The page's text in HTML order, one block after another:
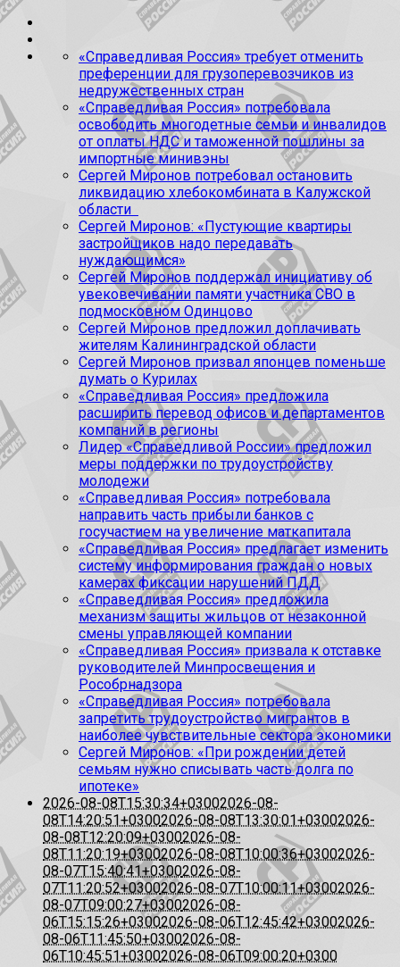
«Справедливая Россия» требует отменить
преференции для грузоперевозчиков из
недружественных стран
«Справедливая Россия» потребовала
освободить многодетные семьи и инвалидов
от оплаты НДС и таможенной пошлины за
импортные минивэны
Сергей Миронов потребовал остановить
ликвидацию хлебокомбината в Калужской
области
Сергей Миронов: «Пустующие квартиры
застройщиков надо передавать
нуждающимся»
Сергей Миронов поддержал инициативу об
увековечивании памяти участника СВО в
подмосковном Одинцово
Сергей Миронов предложил доплачивать
жителям Калининградской области
Сергей Миронов призвал японцев поменьше
думать о Курилах
«Справедливая Россия» предложила
расширить перевод офисов и департаментов
компаний в регионы
Лидер «Справедливой России» предложил
меры поддержки по трудоустройству
молодежи
«Справедливая Россия» потребовала
направить часть прибыли банков с
госучастием на увеличение маткапитала
«Справедливая Россия» предлагает изменить
систему информирования граждан о новых
камерах фиксации нарушений ПДД
«Справедливая Россия» предложила
механизм защиты жильцов от незаконной
смены управляющей компании
«Справедливая Россия» призвала к отставке
руководителей Минпросвещения и
Рособрнадзора
«Справедливая Россия» потребовала
запретить трудоустройство мигрантов в
наиболее чувствительные сектора экономики
Сергей Миронов: «При рождении детей
семьям нужно списывать часть долга по
ипотеке»
2026-08-08T15:30:34+03002026-08-
08T14:20:51+03002026-08-08T13:30:01+03002026-
08-08T12:20:09+03002026-08-
08T11:20:19+03002026-08-08T10:00:36+03002026-
08-07T15:40:41+03002026-08-
07T11:20:52+03002026-08-07T10:00:11+03002026-
08-07T09:00:27+03002026-08-
06T15:15:26+03002026-08-06T12:45:42+03002026-
08-06T11:45:50+03002026-08-
06T10:45:51+03002026-08-06T09:00:20+0300